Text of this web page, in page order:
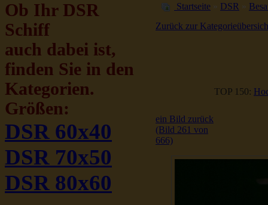
Ob Ihr DSR
Schiff
auch dabei ist,
finden Sie in den
Kategorien.
Größen:
DSR 60x40
DSR 70x50
DSR 80x60
Startseite » DSR »
Zurück zur
TOP 150:
ein Bild zurück
(Bild 261 von
666)